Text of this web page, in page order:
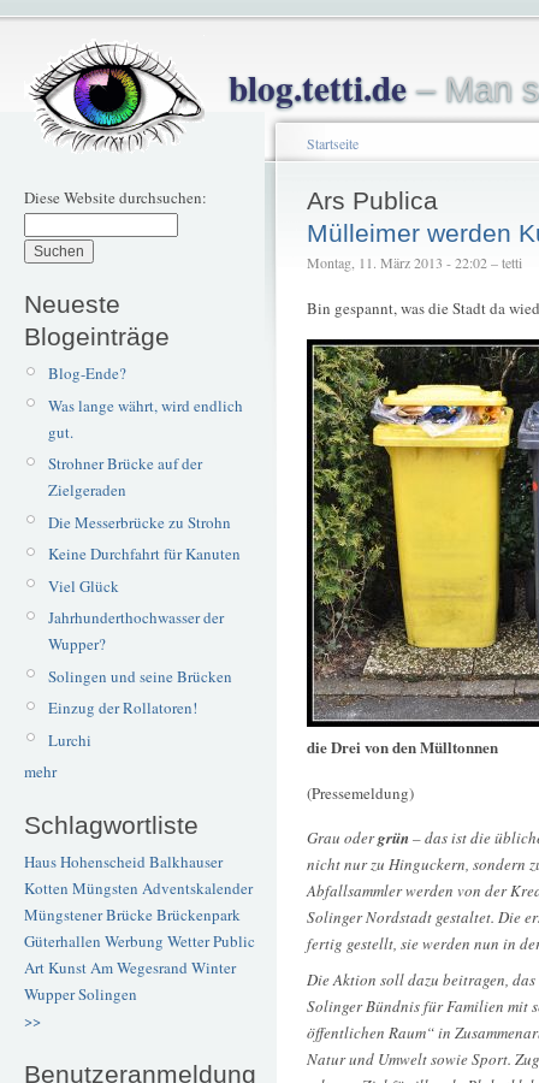
blog.tetti.de– Man
Diese Website durchsuchen:
Neueste
Blogeinträge
Blog-Ende?
Was lange währt, wird endlich
gut.
Strohner Brücke auf der
Zielgeraden
Die Messerbrücke zu Strohn
Keine Durchfahrt für Kanuten
Viel Glück
Jahrhunderthochwasser der
Wupper?
Solingen und seine Brücken
Einzug der Rollatoren!
Lurchi
mehr
Schlagwortliste
Haus Hohenscheid Balkhauser
Kotten Müngsten Adventskalender
Müngstener BrückeBrückenpark
Güterhallen Werbung WetterPublic
ArtKunstAm Wegesrand Winter
WupperSolingen
>>
Benutzeranmeldung
Startseite
Ars Publica
Mülleimer werden
Montag, 11. März 2013 - 22:02 – tetti
Bin gespannt, was die Stadt da
die Drei von den Mülltonnen
(Pressemeldung)
Grau odergrün– das ist die
nicht nur zu Hinguckern, sondern
Abfallsammler werden von der
Solinger Nordstadt gestaltet. Die
fertig gestellt, sie werden nun in
Die Aktion soll dazu beitragen,
Solinger Bündnis für Familien mit
öffentlichen Raum“ in
Natur und Umwelt sowie Sport.